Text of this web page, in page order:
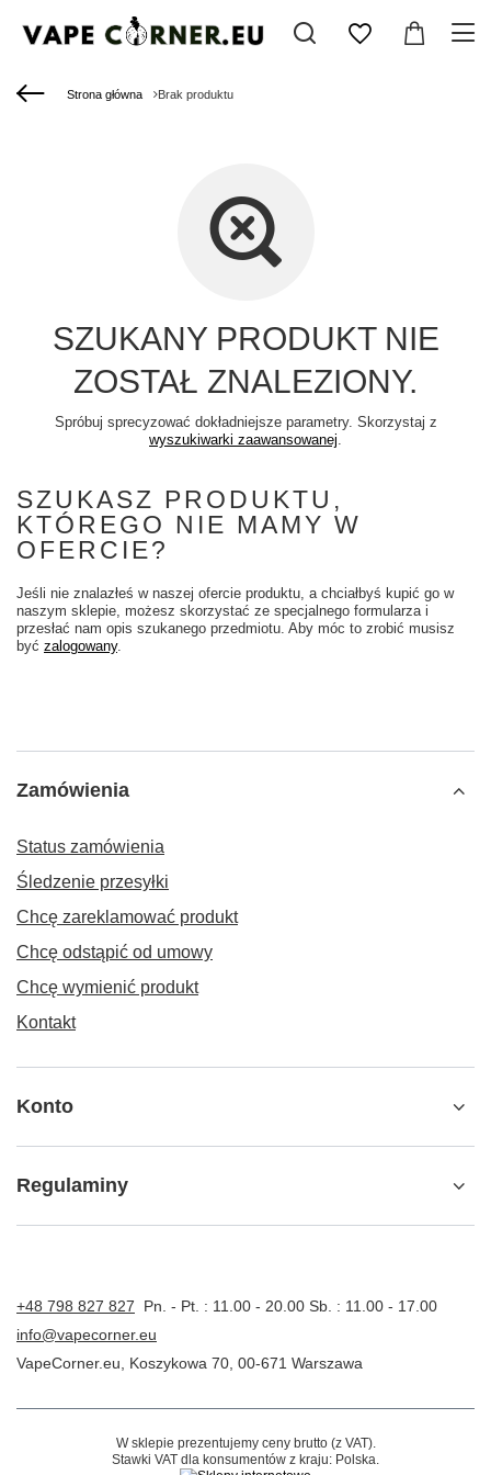
Strona główna Brak produktu
SZUKANY PRODUKT NIE
ZOSTAŁ ZNALEZIONY.
Spróbuj sprecyzować dokładniejsze parametry. Skorzystaj z
wyszukiwarki zaawansowanej.
SZUKASZ PRODUKTU,
KTÓREGO NIE MAMY W
OFERCIE?
Jeśli nie znalazłeś w naszej ofercie produktu, a chciałbyś kupić go w
naszym sklepie, możesz skorzystać ze specjalnego formularza i
przesłać nam opis szukanego przedmiotu. Aby móc to zrobić musisz
być zalogowany.
Zamówienia
Status zamówienia
Śledzenie przesyłki
Chcę zareklamować produkt
Chcę odstąpić od umowy
Chcę wymienić produkt
Kontakt
Konto
Regulaminy
+48 798 827 827
Pn. - Pt. : 11.00 - 20.00 Sb. : 11.00 - 17.00
info@vapecorner.eu
VapeCorner.eu
Koszykowa 70 00-671 Warszawa
W sklepie prezentujemy ceny brutto (z VAT).
Stawki VAT dla konsumentów z kraju: Polska.